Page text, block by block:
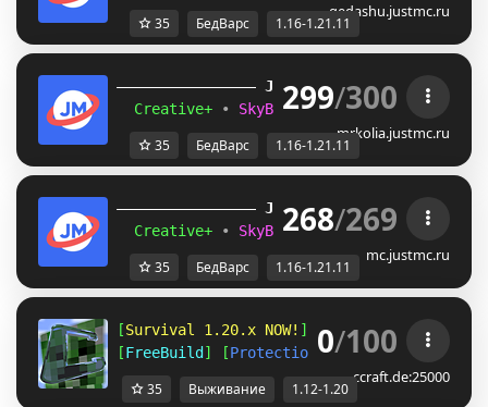
gedashu.justmc.ru
35 БедВарс 1.16-1.21.11
JUSTMC (1.16 – 1.21.11)
Creative+
• SkyBlockTech • LuckyWars
299/300
mrkolia.justmc.ru
35 БедВарс 1.16-1.21.11
JUST MC (1.16 – 1.21.11)
Creative+
• SkyBlockTech • LuckyWars
268/269
mc.justmc.ru
35 БедВарс 1.16-1.21.11
[Survival 1.20.x NOW! ] [Amplified 1.12
[FreeBuild ] [Protections] [ CreativePlots
0/100
ccraft.de:25000
35 Выживание 1.12-1.20